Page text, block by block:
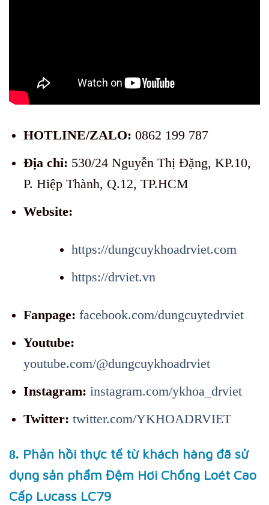
HOTLINE/ZALO: 0862 199 787
Địa chỉ: 530/24 Nguyễn Thị Đặng, KP.10,
P. Hiệp Thành, Q.12, TP.HCM
Website:
https://dungcuykhoadrviet.com
https://drviet.vn
Fanpage: facebook.com/dungcuytedrviet
Youtube:
youtube.com/@dungcuykhoadrviet
Instagram: instagram.com/ykhoa_drviet
Twitter: twitter.com/YKHOADRVIET
8. Phản hồi thực tế từ khách hàng đã sử
dụng sản phẩm Đệm Hơi Chống Loét Cao
Cấp Lucass LC79